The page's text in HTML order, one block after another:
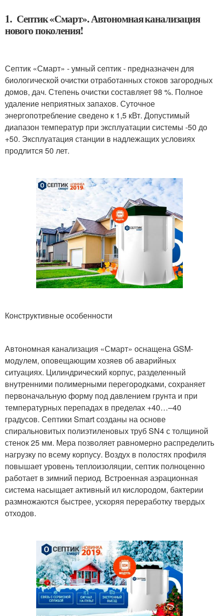
1. Септик «Смарт». Автономная канализация
нового поколения!
Септик «Смарт» - умный септик - предназначен для
биологической очистки отработанных стоков загородных
домов, дач. Степень очистки составляет 98 %. Полное
удаление неприятных запахов. Суточное
энергопотребление сведено к 1,5 кВт. Допустимый
диапазон температур при эксплуатации системы -50 до
+50. Эксплуатация станции в надлежащих условиях
продлится 50 лет.
Конструктивные особенности
Автономная канализация «Смарт» оснащена GSM-
модулем, оповещающим хозяев об аварийных
ситуациях. Цилиндрический корпус, разделенный
внутренними полимерными перегородками, сохраняет
первоначальную форму под давлением грунта и при
температурных перепадах в пределах +40…–40
градусов. Септики Smart созданы на основе
спиральновитых полиэтиленовых труб SN4 с толщиной
стенок 25 мм. Мера позволяет равномерно распределить
нагрузку по всему корпусу. Воздух в полостях профиля
повышает уровень теплоизоляции, септик полноценно
работает в зимний период. Встроенная аэрационная
система насыщает активный ил кислородом, бактерии
размножаются быстрее, ускоряя переработку твердых
отходов.